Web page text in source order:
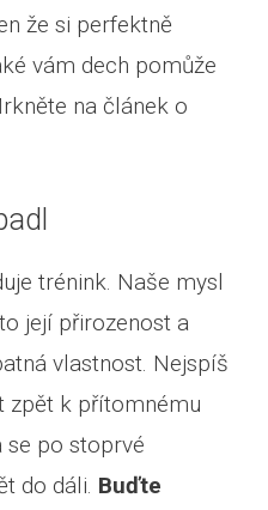
že si perfektně
vám dech pomůže
na článek o
trénink. Naše mysl
její přirozenost a
vlastnost. Nejspíš
zpět k přítomnému
se po stoprvé
do dáli. Buďte